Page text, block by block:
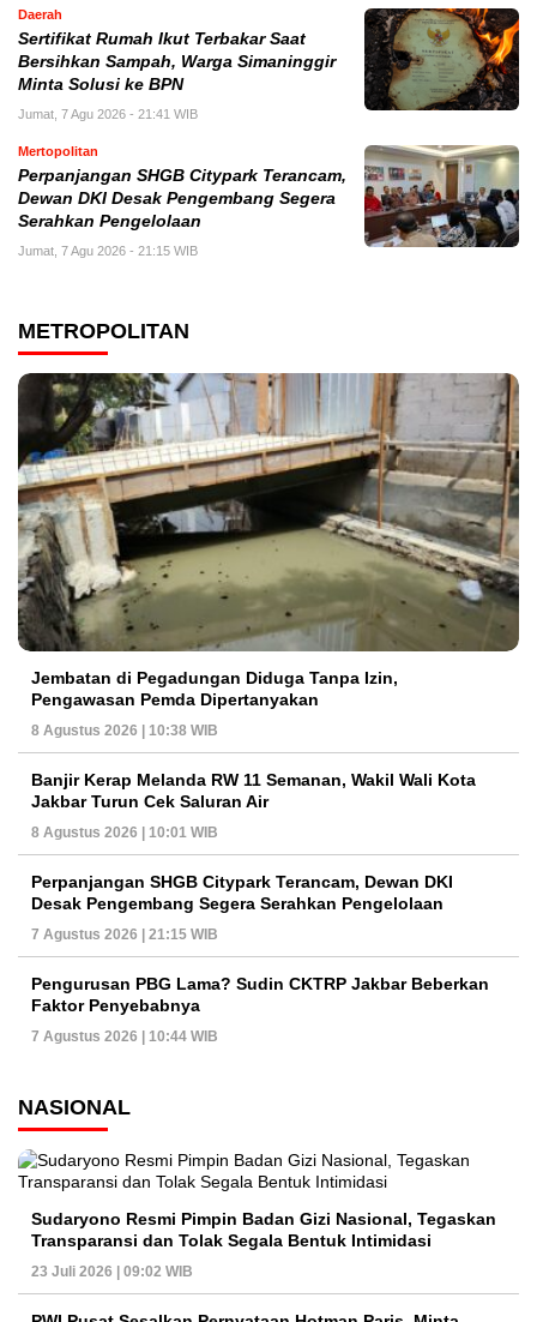
Daerah
Sertifikat Rumah Ikut Terbakar Saat
Bersihkan Sampah, Warga Simaninggir
Minta Solusi ke BPN
Jumat, 7 Agu 2026 - 21:41 WIB
Mertopolitan
Perpanjangan SHGB Citypark Terancam,
Dewan DKI Desak Pengembang Segera
Serahkan Pengelolaan
Jumat, 7 Agu 2026 - 21:15 WIB
METROPOLITAN
Jembatan di Pegadungan Diduga Tanpa Izin,
Pengawasan Pemda Dipertanyakan
8 Agustus 2026 | 10:38 WIB
Banjir Kerap Melanda RW 11 Semanan, Wakil Wali Kota
Jakbar Turun Cek Saluran Air
8 Agustus 2026 | 10:01 WIB
Perpanjangan SHGB Citypark Terancam, Dewan DKI
Desak Pengembang Segera Serahkan Pengelolaan
7 Agustus 2026 | 21:15 WIB
Pengurusan PBG Lama? Sudin CKTRP Jakbar Beberkan
Faktor Penyebabnya
7 Agustus 2026 | 10:44 WIB
NASIONAL
Sudaryono Resmi Pimpin Badan Gizi Nasional, Tegaskan
Transparansi dan Tolak Segala Bentuk Intimidasi
23 Juli 2026 | 09:02 WIB